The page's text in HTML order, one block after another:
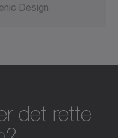
Design
det rette